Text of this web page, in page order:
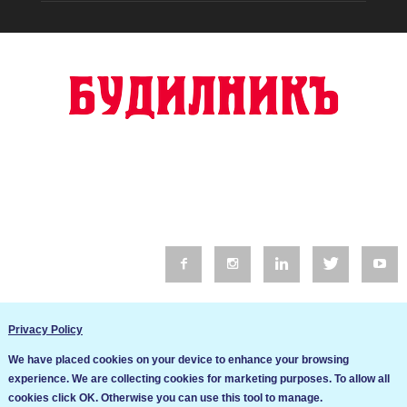
Общи условия
Privacy Policy
We have placed cookies on your device to enhance your browsing
experience. We are collecting cookies for marketing purposes. To allow all
cookies click OK. Otherwise you can use this tool to manage.
Ние използваме бисквитки за да подобрим услугите си. Ако
продължите да посещавате този сайт, ние приемаме, че се